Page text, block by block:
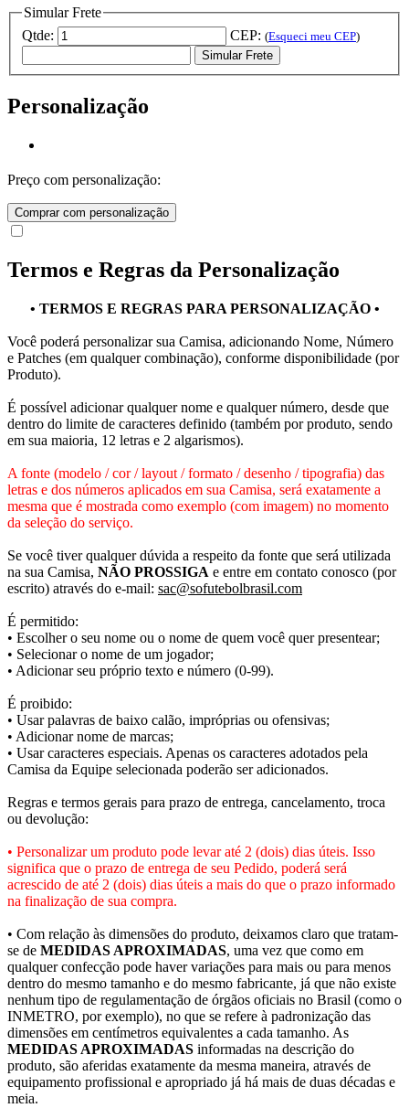
Simular Frete
Qtde:
CEP: (Esqueci meu CEP)
Simular Frete
Personalização
Preço com personalização:
Comprar com personalização
Termos e Regras da Personalização
• TERMOS E REGRAS PARA PERSONALIZAÇÃO •
Você poderá personalizar sua Camisa, adicionando Nome, Número
e Patches (em qualquer combinação), conforme disponibilidade (por
Produto).
É possível adicionar qualquer nome e qualquer número, desde que
dentro do limite de caracteres definido (também por produto, sendo
em sua maioria, 12 letras e 2 algarismos).
A fonte (modelo / cor / layout / formato / desenho / tipografia) das
letras e dos números aplicados em sua Camisa, será exatamente a
mesma que é mostrada como exemplo (com imagem) no momento
da seleção do serviço.
Se você tiver qualquer dúvida a respeito da fonte que será utilizada
na sua Camisa, NÃO PROSSIGA e entre em contato conosco (por
escrito) através do e-mail: sac@sofutebolbrasil.com
É permitido:
• Escolher o seu nome ou o nome de quem você quer presentear;
• Selecionar o nome de um jogador;
• Adicionar seu próprio texto e número (0-99).
É proibido:
• Usar palavras de baixo calão, impróprias ou ofensivas;
• Adicionar nome de marcas;
• Usar caracteres especiais. Apenas os caracteres adotados pela
Camisa da Equipe selecionada poderão ser adicionados.
Regras e termos gerais para prazo de entrega, cancelamento, troca
ou devolução:
• Personalizar um produto pode levar até 2 (dois) dias úteis. Isso
significa que o prazo de entrega de seu Pedido, poderá será
acrescido de até 2 (dois) dias úteis a mais do que o prazo informado
na finalização de sua compra.
• Com relação às dimensões do produto, deixamos claro que tratam-
se de MEDIDAS APROXIMADAS, uma vez que como em
qualquer confecção pode haver variações para mais ou para menos
dentro do mesmo tamanho e do mesmo fabricante, já que não existe
nenhum tipo de regulamentação de órgãos oficiais no Brasil (como o
INMETRO, por exemplo), no que se refere à padronização das
dimensões em centímetros equivalentes a cada tamanho. As
MEDIDAS APROXIMADAS informadas na descrição do
produto, são aferidas exatamente da mesma maneira, através de
equipamento profissional e apropriado já há mais de duas décadas e
meia.